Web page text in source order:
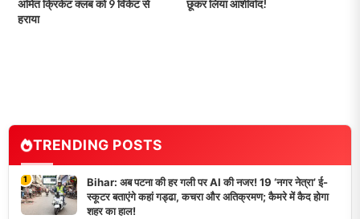
अमित क्रिकेट क्लब को 9 विकेट से
हराया
छूकर लिया आशीर्वाद!
TRENDING POSTS
1
Bihar: अब पटना की हर गली पर AI की नजर! 19 ‘नगर नेत्रा’ ई-
स्कूटर बताएंगे कहां गड्ढा, कचरा और अतिक्रमण; कैमरे में कैद होगा
शहर का हाल!